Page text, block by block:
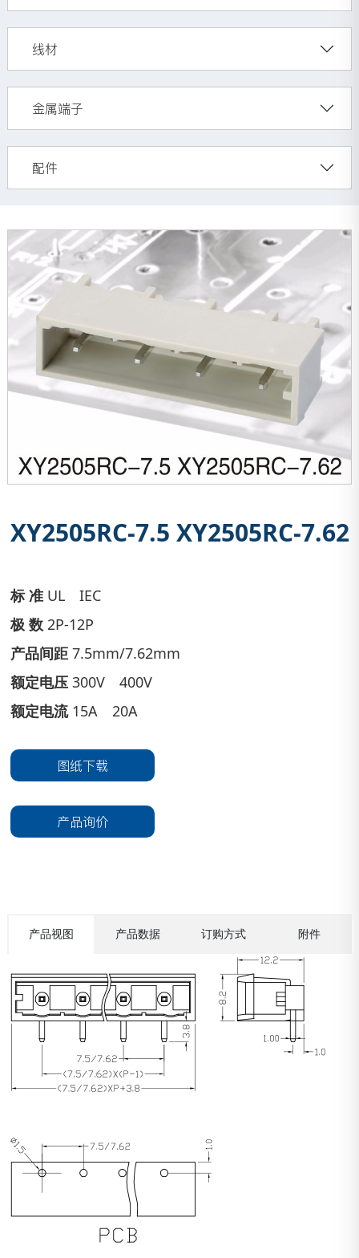
线材
金属端子
配件
XY2505RC-7.5 XY2505RC-7.62
标 准 UL IEC
极 数 2P-12P
产品间距 7.5mm/7.62mm
额定电压 300V 400V
额定电流 15A 20A
图纸下载
产品询价
产品视图 产品数据 订购方式 附件